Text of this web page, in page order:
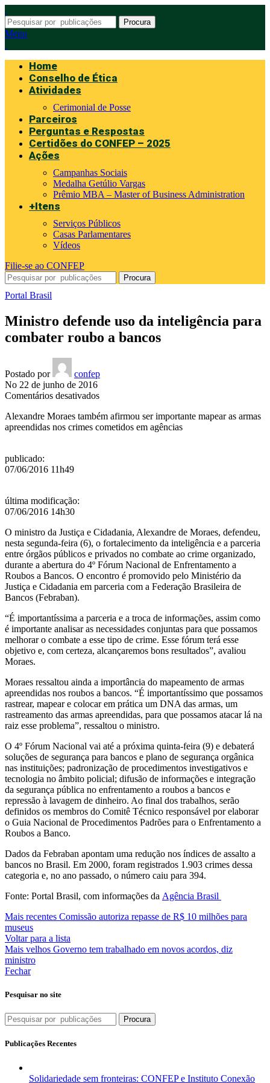
Procura
Menu
Home
Conselho de Ética
Atividades
Cerimonial de Posse
Parceiros
Perguntas e Respostas
Certidões do CONFEP – 2025
Ações
Campanhas Sociais
Medalha Getúlio Vargas
Prêmio MBA – Master of Business Administration
+Itens
Serviços Públicos
Casas Parlamentares
Vídeos
Filie-se ao CONFEP
Procura
Portal Brasil
Ministro defende uso da inteligência para
combater roubo a bancos
Postado por
confep
No 22 de junho de 2016
Comentários desativadosem
defende
uso
Alexandre Moraes também afirmou ser importante mapear as armas
apreendidas nos crimes cometidos em agências
publicado:
07/06/2016 11h49
última modificação:
07/06/2016 14h30
O ministro da Justiça e Cidadania, Alexandre de Moraes, defendeu,
nesta segunda-feira (6), o fortalecimento da inteligência e a parceria
entre órgãos públicos e privados no combate ao crime organizado,
durante a abertura do 4º Fórum Nacional de Enfrentamento a
Roubos a Bancos. O encontro é promovido pelo Ministério da
Justiça e Cidadania em parceria com a Federação Brasileira de
Bancos (Febraban).
“É importantíssima a parceria e a troca de informações, assim como
é importante analisar as necessidades conjuntas para que possamos
melhorar o combate a esse tipo de crime. Esse fórum terá esse
objetivo e, com certeza, alcançaremos bons resultados”, avaliou
Moraes.
Moraes ressaltou ainda a importância do mapeamento de armas
apreendidas nos roubos a bancos. “É importantíssimo que possamos
rastrear, mapear e colocar em prática um DNA das armas, um
rastreamento das armas apreendidas, para que possamos atacar lá na
raiz esse problema”, ressaltou o ministro.
O 4º Fórum Nacional vai até a próxima quinta-feira (9) e debaterá
soluções de segurança para bancos e plano de segurança orgânica
nas instituições; padronização de procedimentos investigativos e
tecnologia no âmbito policial; difusão de informações e integração
da segurança pública no enfrentamento a roubos a bancos e
repressão à lavagem de dinheiro. Ao final dos trabalhos, serão
definidos os membros do Comitê Técnico responsável por elaborar
o Guia Nacional de Procedimentos Padrões para o Enfrentamento a
Roubos a Banco.
Dados da Febraban apontam uma redução nos índices de assalto a
bancos no Brasil. Em 2000, foram registrados 1.903 crimes dessa
categoria e, no ano passado, o número caiu para 394.
Fonte: Portal Brasil, com informações da Agência Brasil
Mais recentes Comissão autoriza repasse de R$ 10 milhões para
museus
Voltar para a lista
Mais velhos Governo tem trabalhado em novos acordos, diz
ministro
Fechar
Pesquisar no site
Procura
Publicações Recentes
Solidariedade sem fronteiras: CONFEP e Instituto Conexão